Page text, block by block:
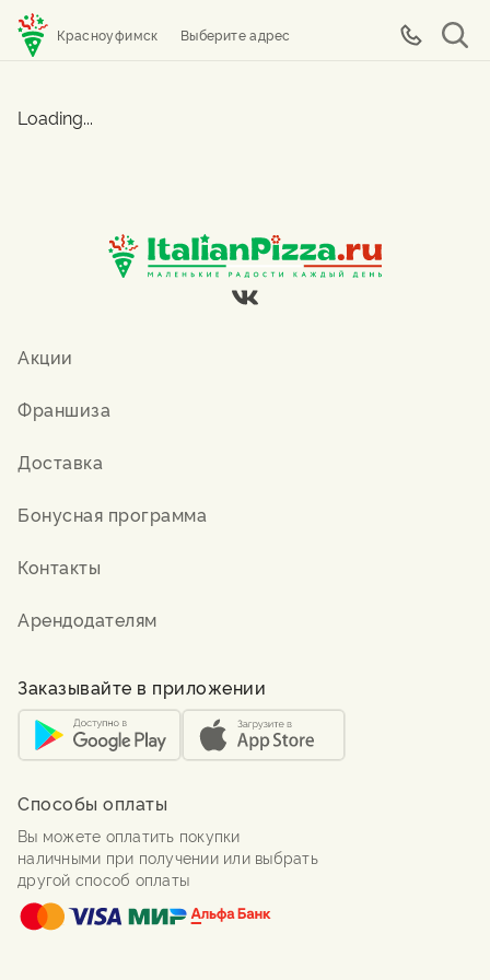
Красноуфимск Выберите адрес
Loading...
Акции
Франшиза
Доставка
Бонусная программа
Контакты
Арендодателям
Заказывайте в приложении
Способы оплаты
Вы можете оплатить покупки
наличными при получении или выбрать
другой способ оплаты